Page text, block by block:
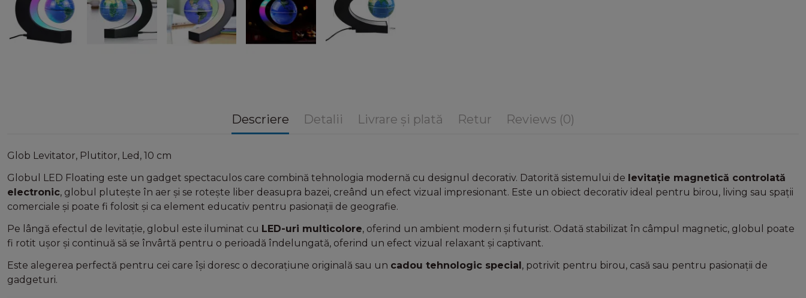
Descriere Detalii Livrare și plată Retur Reviews (0)
Glob Levitator, Plutitor, Led, 10 cm
Globul LED Floating este un gadget spectaculos care combină tehnologia modernă cu designul decorativ. Datorită sistemului de levitație magnetică controlată
electronic, globul plutește în aer și se rotește liber deasupra bazei, creând un efect vizual impresionant. Este un obiect decorativ ideal pentru birou, living sau spații
comerciale și poate fi folosit și ca element educativ pentru pasionații de geografie.
Pe lângă efectul de levitație, globul este iluminat cu LED-uri multicolore, oferind un ambient modern și futurist. Odată stabilizat în câmpul magnetic, globul poate
fi rotit ușor și continuă să se învârtă pentru o perioadă îndelungată, oferind un efect vizual relaxant și captivant.
Este alegerea perfectă pentru cei care își doresc o decorațiune originală sau un cadou tehnologic special, potrivit pentru birou, casă sau pentru pasionații de
gadgeturi.